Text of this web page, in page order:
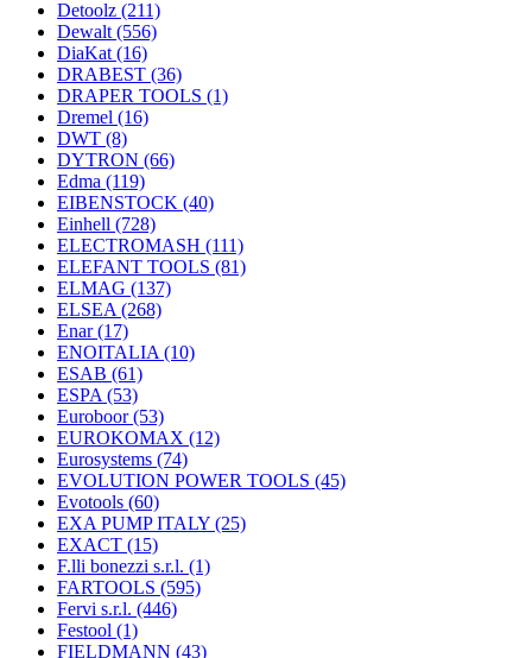
Detoolz (211)
Dewalt (556)
DiaKat (16)
DRABEST (36)
DRAPER TOOLS (1)
Dremel (16)
DWT (8)
DYTRON (66)
Edma (119)
EIBENSTOCK (40)
Einhell (728)
ELECTROMASH (111)
ELEFANT TOOLS (81)
ELMAG (137)
ELSEA (268)
Enar(17)
ENOITALIA (10)
ESAB (61)
ESPA (53)
Euroboor(53)
EUROKOMAX (12)
Eurosystems (74)
EVOLUTION POWER TOOLS (45)
Evotools (60)
EXA PUMP ITALY (25)
EXACT (15)
F.lli bonezzi s.r.l. (1)
FARTOOLS (595)
Fervi s.r.l. (446)
Festool (1)
FIELDMANN (43)